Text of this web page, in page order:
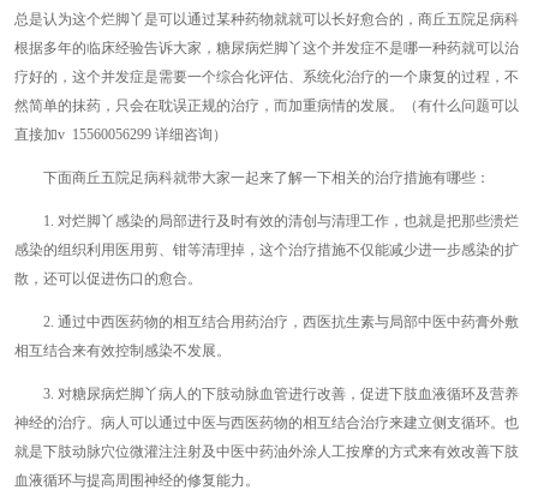
总是认为这个烂脚丫是可以通过某种药物就就可以长好愈合的，商丘五院足病科
根据多年的临床经验告诉大家，糖尿病烂脚丫这个并发症不是哪一种药就可以治
疗好的，这个并发症是需要一个综合化评估、系统化治疗的一个康复的过程，不
然简单的抹药，只会在耽误正规的治疗，而加重病情的发展。（有什么问题可以
直接加v 15560056299 详细咨询）
下面商丘五院足病科就带大家一起来了解一下相关的治疗措施有哪些：
1. 对烂脚丫感染的局部进行及时有效的清创与清理工作，也就是把那些溃烂
感染的组织利用医用剪、钳等清理掉，这个治疗措施不仅能减少进一步感染的扩
散，还可以促进伤口的愈合。
2. 通过中西医药物的相互结合用药治疗，西医抗生素与局部中医中药膏外敷
相互结合来有效控制感染不发展。
3. 对糖尿病烂脚丫病人的下肢动脉血管进行改善，促进下肢血液循环及营养
神经的治疗。病人可以通过中医与西医药物的相互结合治疗来建立侧支循环。也
就是下肢动脉穴位微灌注注射及中医中药油外涂人工按摩的方式来有效改善下肢
血液循环与提高周围神经的修复能力。